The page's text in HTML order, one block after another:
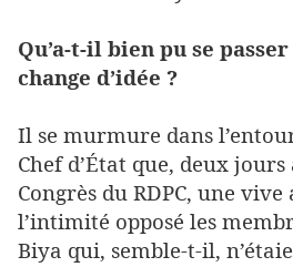
Qu’a-t-il bien pu se
change d’idée ?
Il se murmure dans
Chef d’État que, deux
Congrès du RDPC, une
l’intimité opposé les
Biya qui, semble-t-il,